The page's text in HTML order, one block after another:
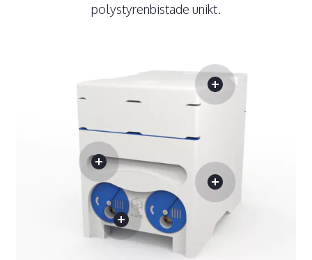
polystyrenbistade unikt.